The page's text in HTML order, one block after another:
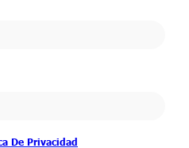
De Privacidad